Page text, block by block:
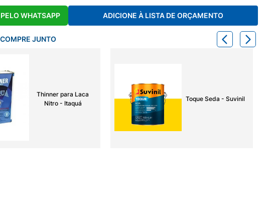
WHATSAPP ADICIONE À LISTA DE ORÇAMENTO
JUNTO
Thinner para Laca
Nitro - Itaquá
Toque Seda - Suvinil